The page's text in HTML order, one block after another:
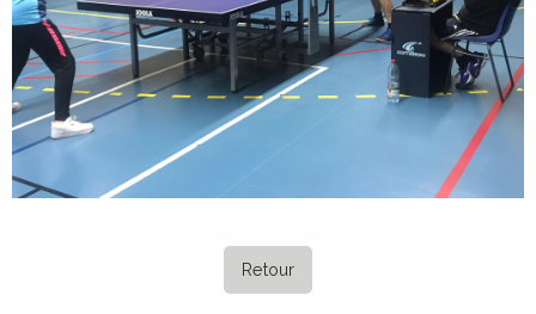
Retour